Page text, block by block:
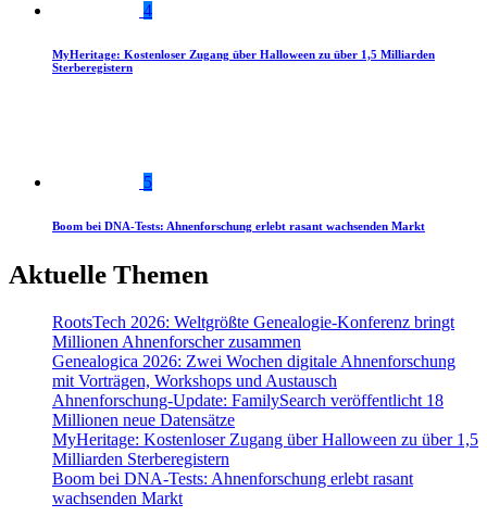
4
MyHeritage: Kostenloser Zugang über Halloween zu über 1,5 Milliarden
Sterberegistern
5
Boom bei DNA-Tests: Ahnenforschung erlebt rasant wachsenden Markt
Aktuelle Themen
RootsTech 2026: Weltgrößte Genealogie-Konferenz bringt
Millionen Ahnenforscher zusammen
Genealogica 2026: Zwei Wochen digitale Ahnenforschung
mit Vorträgen, Workshops und Austausch
Ahnenforschung-Update: FamilySearch veröffentlicht 18
Millionen neue Datensätze
MyHeritage: Kostenloser Zugang über Halloween zu über 1,5
Milliarden Sterberegistern
Boom bei DNA-Tests: Ahnenforschung erlebt rasant
wachsenden Markt